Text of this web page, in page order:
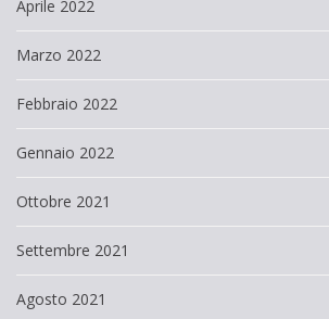
Aprile 2022
Marzo 2022
Febbraio 2022
Gennaio 2022
Ottobre 2021
Settembre 2021
Agosto 2021